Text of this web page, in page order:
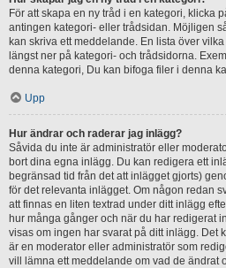
För att skapa en ny tråd i en kategori, klicka
antingen kategori- eller trådsidan. Möjligen
kan skriva ett meddelande. En lista över
längst ner på kategori- och trådsidorna.
denna kategori, Du kan bifoga filer i denna
Upp
Hur ändrar och raderar jag inlägg?
Såvida du inte är administratör eller
bort dina egna inlägg. Du kan redigera ett
begränsad tid från det att inlägget gjorts)
för det relevanta inlägget. Om någon redan
att finnas en liten textrad under ditt inlägg
hur många gånger och när du har redigerat
visas om ingen har svarat på ditt inlägg. Det
är en moderator eller administratör som
vill lämna ett meddelande om vad de ändrat